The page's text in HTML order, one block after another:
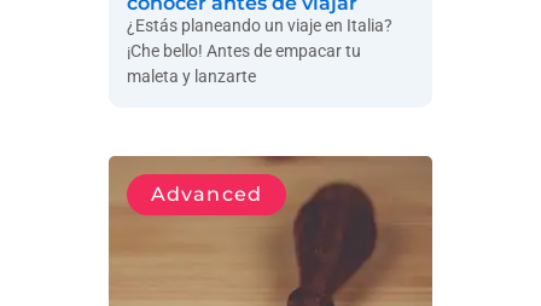
¿Estás planeando un viaje en Italia?
¡Che bello! Antes de empacar tu
maleta y lanzarte
Advanced